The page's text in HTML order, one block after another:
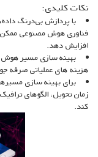
نکات کلیدی:
با پردازش بی‌درنگ
فناوری هوش مصنوعی ممکن
افزایش دهد.
بهینه سازی مسیر هوش
هزینه های عملیاتی صرفه
برای بهینه سازی
زمان تحویل، الگوهای
کند.